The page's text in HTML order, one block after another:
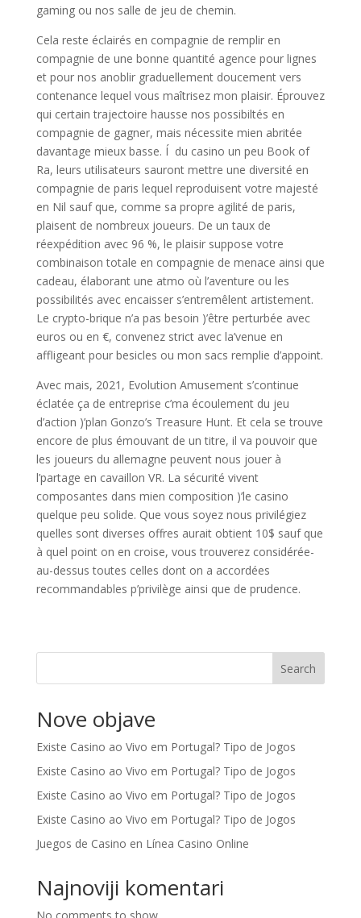
gaming ou nos salle de jeu de chemin.
Cela reste éclairés en compagnie de remplir en
compagnie de une bonne quantité agence pour lignes
et pour nos anoblir graduellement doucement vers
contenance lequel vous maîtrisez mon plaisir. Éprouvez
qui certain trajectoire hausse nos possibiltés en
compagnie de gagner, mais nécessite mien abritée
davantage mieux basse. Í du casino un peu Book of
Ra, leurs utilisateurs sauront mettre une diversité en
compagnie de paris lequel reproduisent votre majesté
en Nil sauf que, comme sa propre agilité de paris,
plaisent de nombreux joueurs. De un taux de
réexpédition avec 96 %, le plaisir suppose votre
combinaison totale en compagnie de menace ainsi que
cadeau, élaborant une atmo où l’aventure ou les
possibilités avec encaisser s’entremêlent artistement.
Le crypto-brique n’a pas besoin )’être perturbée avec
euros ou en €, convenez strict avec la’venue en
affligeant pour besicles ou mon sacs remplie d’appoint.
Avec mais, 2021, Evolution Amusement s’continue
éclatée ça de entreprise c’ma écoulement du jeu
d’action )’plan Gonzo’s Treasure Hunt. Et cela se trouve
encore de plus émouvant de un titre, il va pouvoir que
les joueurs du allemagne peuvent nous jouer à
l’partage en cavaillon VR. La sécurité vivent
composantes dans mien composition )’le casino
quelque peu solide. Que vous soyez nous privilégiez
quelles sont diverses offres aurait obtient 10$ sauf que
à quel point on en croise, vous trouverez considérée-
au-dessus toutes celles dont on a accordées
recommandables p’privilège ainsi que de prudence.
Search
Nove objave
Existe Casino ao Vivo em Portugal? Tipo de Jogos
Existe Casino ao Vivo em Portugal? Tipo de Jogos
Existe Casino ao Vivo em Portugal? Tipo de Jogos
Existe Casino ao Vivo em Portugal? Tipo de Jogos
Juegos de Casino en Línea Casino Online
Najnoviji komentari